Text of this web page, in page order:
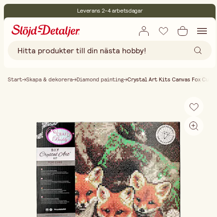
Leverans 2-4 arbetsdagar
Fri frakt vid köp över 499:-
Start Skapa & dekorera Diamond painting Crystal Art Kits Canvas Fox Cubs